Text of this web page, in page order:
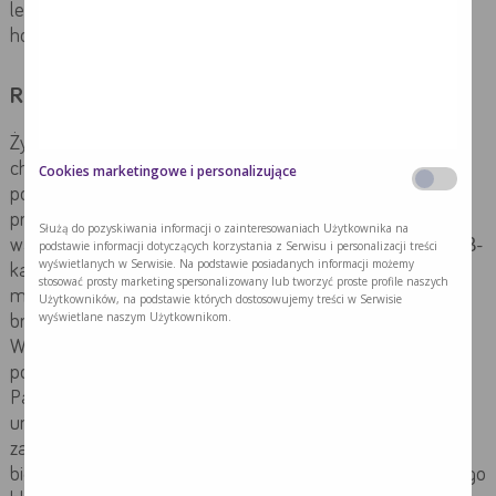
leczenia, takie jak lekiukierunkowane molekularnie lub
hormonalnie.
Rak prostaty – rola żywienia
Żywienie w bezobjawowym raku prostaty lub po przebytej
chorobie nowotworowej w obrębie gruczołu krokowego
powinno skupić się na dostarczaniu produktów o działaniu
przeciwnowotworowym, a więc wspomnianych surowych
warzyw i owoców, w szczególności zawierających likopen i β-
karoten, a więc pomidorów, papryki, marchwi, brzoskwiń,
moreli, ale także warzyw kapustnych – kapusty, brokułów,
brukselki, kalafiora oraz cebulowych – czosnku i cebuli.
Wyzwanie stanowi postępowanie dietetyczne u pacjentów
poddawanych radioterapii, w szczególności brachyterapii.
Pacjenci ci często zmagają się z biegunkami
uniemożliwiającymi poddawanie się leczeniu zgodnie z
zaplanowanym terminarzem. W przypadku intensywnych
biegunek z diety należy wykluczyć źródła nierozpuszczalnego
Cookies marketingowe i personalizujące
Służą do pozyskiwania informacji o zainteresowaniach Użytkownika na
podstawie informacji dotyczących korzystania z Serwisu i personalizacji treści
wyświetlanych w Serwisie. Na podstawie posiadanych informacji możemy
stosować prosty marketing spersonalizowany lub tworzyć proste profile naszych
Użytkowników, na podstawie których dostosowujemy treści w Serwisie
wyświetlane naszym Użytkownikom.